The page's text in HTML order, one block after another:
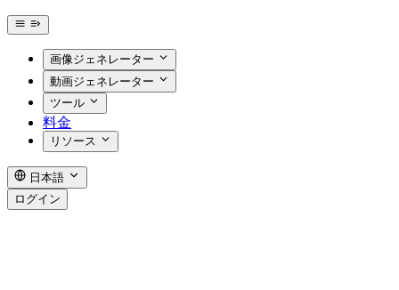
画像ジェネレーター
動画ジェネレーター
ツール
料金
リソース
日本語
ログイン